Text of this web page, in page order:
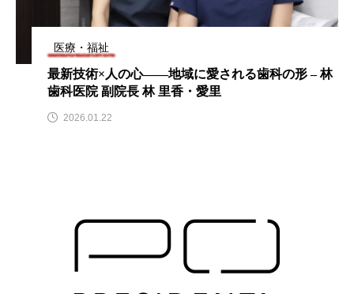
医療・福祉
最新技術×人の心――地域に愛される歯科の形 – 林
歯科医院 副院長 林 里香・愛里
2026.01.22